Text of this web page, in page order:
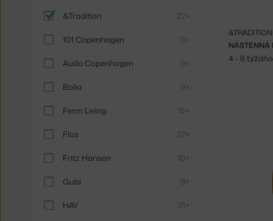
&Tradition 22×
101 Copenhagen 11×
Audo Copenhagen 9×
Bolia 9×
Ferm Living 15×
Flos 22×
Fritz Hansen 10×
Gubi 9×
HAY 31×
&TRADITION
4 - 6